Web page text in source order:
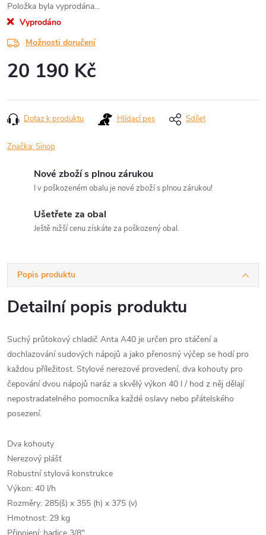
Položka byla vyprodána…
Vyprodáno
Možnosti doručení
20 190 Kč
cena:
Dotaz k produktu Hlídací pes Sdílet
Značka:Sinop
Nové zboží s plnou zárukou
I v poškozeném obalu je nové zboží s plnou zárukou!
Ušetřete za obal
Ještě nižší cenu získáte za poškozený obal.
Popis produktu
Detailní popis produktu
Suchý průtokový chladič Anta A40 je určen pro stáčení a
dochlazování sudových nápojů a jako přenosný výčep se hodí pro
každou příležitost. Stylové nerezové provedení, dva kohouty pro
čepování dvou nápojů naráz a skvělý výkon 40 l / hod z něj dělají
nepostradatelného pomocníka každé oslavy nebo přátelského
posezení.
Dva kohouty
Nerezový plášť
Robustní stylová konstrukce
Výkon: 40 l/h
Rozměry: 285(š) x 355 (h) x 375 (v)
Hmotnost: 29 kg